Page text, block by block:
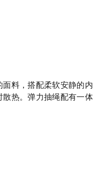
料，搭配柔软安静的内
热。弹力抽绳配有一体